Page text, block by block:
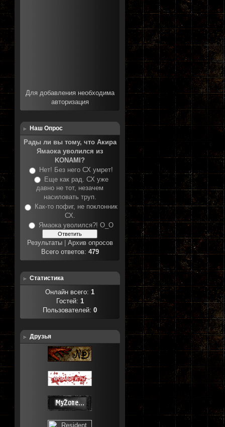
Для добавления необходима
авторизация
Наш Опрос
Рады ли вы тому, что Акира
Ямаока уволился из
KONAMI?
Нет! Без него СХ умрет!
Еще как рад. СХ уже
давно не тот, незачем
насиловать труп.
Как-то пофиг, не поклонник
СХ.
Ямаока уволился?! О_О
Результаты| Архив опросов
Всего ответов: 479
Статистика
Онлайн всего:1
Гостей: 1
Пользователей:0
Друзья